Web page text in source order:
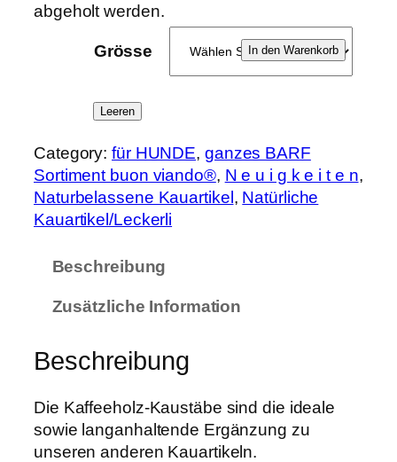
abgeholt werden.
Grösse
Leeren
K
a
l
z
a
m
K
a
In den Warenkorb
Category:für HUNDE, ganzes BARF
Sortiment buon viando®, N e u i g k e i t e n
Naturbelassene Kauartikel , Natürliche
Kauartikel/Leckerli
Beschreibung
Zusätzliche Information
Beschreibung
Die Kaffeeholz-Kaustäbe sind die ideale
sowie langanhaltende Ergänzung zu
unseren anderen Kauartikeln.